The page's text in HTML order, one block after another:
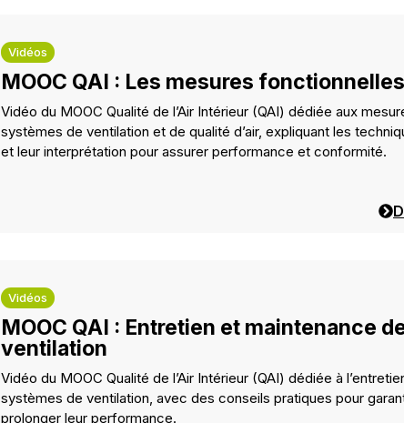
Vidéos
MOOC QAI : Les mesures fonctionnelles
Vidéo du MOOC Qualité de l’Air Intérieur (QAI) dédiée aux
systèmes de ventilation et de qualité d’air, expliquant les
et leur interprétation pour assurer performance et conformité.
Vidéos
MOOC QAI : Entretien et maintenance
ventilation
Vidéo du MOOC Qualité de l’Air Intérieur (QAI) dédiée à
systèmes de ventilation, avec des conseils pratiques pour
prolonger leur performance.